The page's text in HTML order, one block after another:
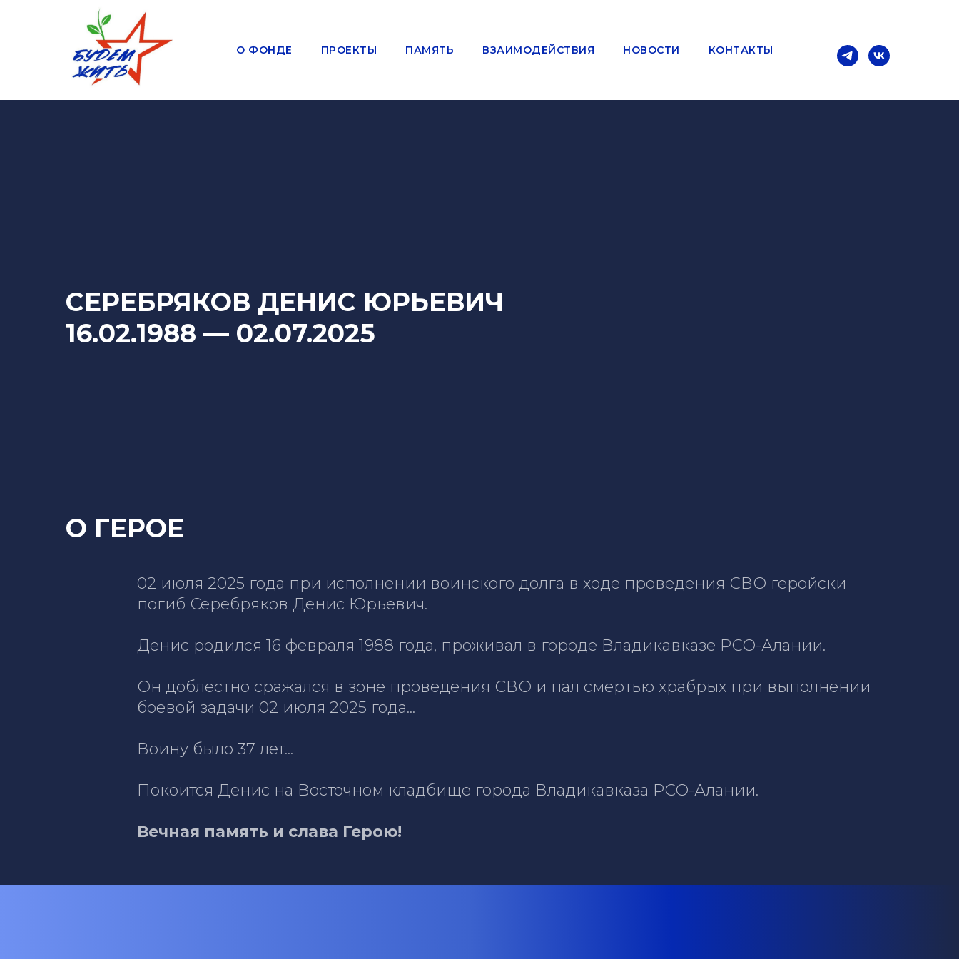
О ФОНДЕ ПРОЕКТЫ ПАМЯТЬ ВЗАИМОДЕЙСТВИЯ НОВОСТИ КОНТАКТЫ
СЕРЕБРЯКОВ ДЕНИС ЮРЬЕВИЧ
16.02.1988 — 02.07.2025
О ГЕРОЕ
02 июля 2025 года при исполнении воинского долга в ходе проведения СВО геройски
погиб Серебряков Денис Юрьевич.
Денис родился 16 февраля 1988 года, проживал в городе Владикавказе РСО-Алании.
Он доблестно сражался в зоне проведения СВО и пал смертью храбрых при выполнении
боевой задачи 02 июля 2025 года...
Воину было 37 лет...
Покоится Денис на Восточном кладбище города Владикавказа РСО-Алании.
Вечная память и слава Герою!